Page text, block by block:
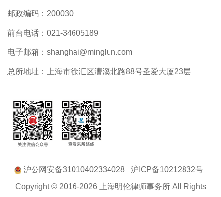
邮政编码：200030
前台电话：021-34605189
电子邮箱：shanghai@minglun.com
总所地址：上海市徐汇区漕溪北路88号圣爱大厦23层
沪公网安备31010402334028
沪ICP备10212832号
Copyright © 2016-2026 上海明伦律师事务所 All Rights